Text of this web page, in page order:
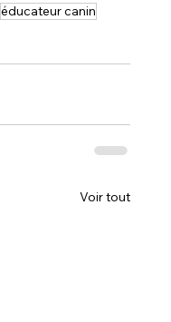
éducateur canin
Voir tout